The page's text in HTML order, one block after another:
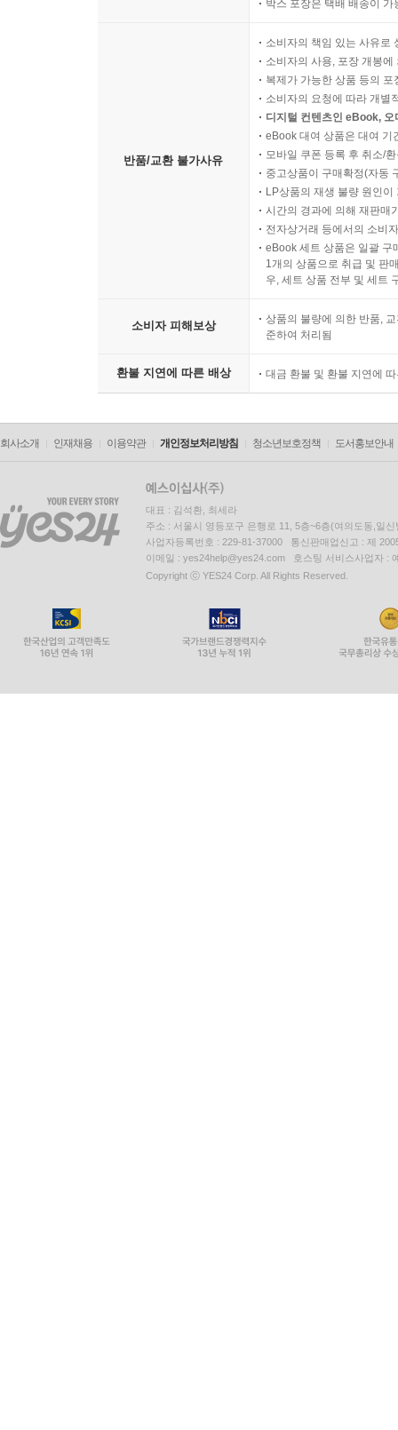
박스 포장은 택배 배송이
반품/교환 불가사유
소비자의 책임 있는 사유로
소비자의 사용, 포장 개봉
복제가 가능한 상품 등의
소비자의 요청에 따라 개별
디지털 컨텐츠인 eBook,
eBook 대여 상품은 대여 기
모바일 쿠폰 등록 후 취소/
중고상품이 구매확정(자동
LP상품의 재생 불량 원인
시간의 경과에 의해 재판매
전자상거래 등에서의 소비
eBook 세트 상품은 일괄 구
1개의 상품으로 취급 및 판
우, 세트 상품 전부 및 세트
소비자 피해보상
상품의 불량에 의한 반품,
준하여 처리됨
환불 지연에 따른 배상 대금 환불 및 환불 지연에
회사소개 인재채용 이용약관 개인정보처리방침 청소년보호정책 도서홍보안내
대표 : 김석환, 최세라
주소 : 서울시 영등포구 은행로 11, 5층~6층(여의도동,일신
사업자등록번호 : 229-81-37000 통신판매업신고 : 제
이메일 : yes24help@yes24.com 호스팅 서비스사업자 :
Copyright ⓒ YES24 Corp. All Rights Reserved.